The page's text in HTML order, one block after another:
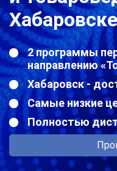
Хабаровске
2 программы
направлению
Хабаровск -
Самые низкие
Полностью